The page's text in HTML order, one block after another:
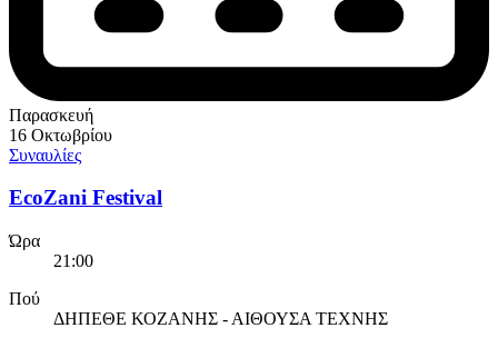
Παρασκευή
16 Οκτωβρίου
Συναυλίες
EcoZani Festival
Ώρα
21:00
Πού
ΔΗΠΕΘΕ ΚΟΖΑΝΗΣ - ΑΙΘΟΥΣΑ ΤΕΧΝΗΣ